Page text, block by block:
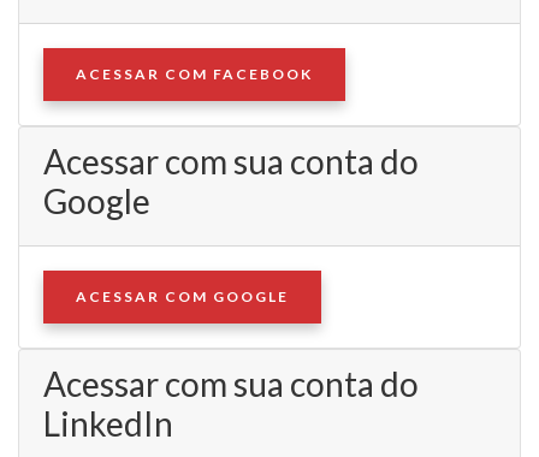
ACESSAR COM FACEBOOK
Acessar com sua conta do
Google
ACESSAR COM GOOGLE
Acessar com sua conta do
LinkedIn